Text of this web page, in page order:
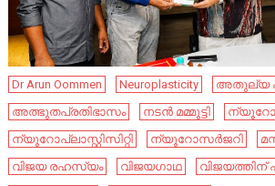
Dr Arun Oommen Neuroplasticity
അതുല്യ
അത്ഭുതപ്രതിഭാസം
നടൻ മമ്മൂട്ടി
ന്യൂറോപ്ലാസ്റ്റിസിറ്റി
ന്യൂറോസർജറി
വിജയ രഹസ്യം
വിജയഗാഥ
വിജയത്തിന്